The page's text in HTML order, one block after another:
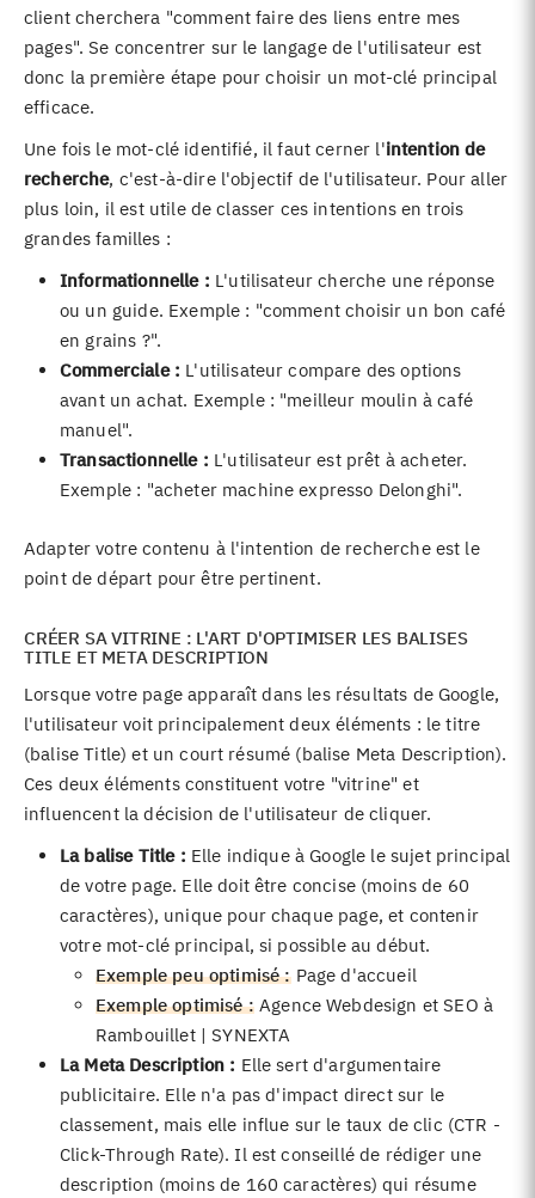
client cherchera "comment faire des liens entre mes
pages". Se concentrer sur le langage de l'utilisateur est
donc la première étape pour choisir un mot-clé principal
efficace.
Une fois le mot-clé identifié, il faut cerner l'intention de
recherche, c'est-à-dire l'objectif de l'utilisateur. Pour aller
plus loin, il est utile de classer ces intentions en trois
grandes familles :
Informationnelle : L'utilisateur cherche une réponse
ou un guide. Exemple : "comment choisir un bon café
en grains ?".
Commerciale : L'utilisateur compare des options
avant un achat. Exemple : "meilleur moulin à café
manuel".
Transactionnelle : L'utilisateur est prêt à acheter.
Exemple : "acheter machine expresso Delonghi".
Adapter votre contenu à l'intention de recherche est le
point de départ pour être pertinent.
CRÉER SA VITRINE : L'ART D'OPTIMISER LES BALISES
TITLE ET META DESCRIPTION
Lorsque votre page apparaît dans les résultats de Google,
l'utilisateur voit principalement deux éléments : le titre
(balise Title) et un court résumé (balise Meta Description).
Ces deux éléments constituent votre "vitrine" et
influencent la décision de l'utilisateur de cliquer.
La balise Title : Elle indique à Google le sujet principal
de votre page. Elle doit être concise (moins de 60
caractères), unique pour chaque page, et contenir
votre mot-clé principal, si possible au début.
Exemple peu optimisé :Page d'accueil
Exemple optimisé :Agence Webdesign et SEO à
Rambouillet | SYNEXTA
La Meta Description : Elle sert d'argumentaire
publicitaire. Elle n'a pas d'impact direct sur le
classement, mais elle influe sur le taux de clic (CTR -
Click-Through Rate). Il est conseillé de rédiger une
description (moins de 160 caractères) qui résume